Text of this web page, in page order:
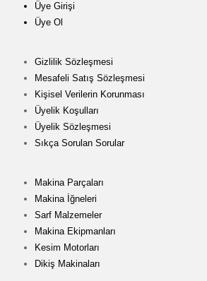
Üye Girişi
Üye Ol
Gizlilik Sözleşmesi
Mesafeli Satış Sözleşmesi
Kişisel Verilerin Korunması
Üyelik Koşulları
Üyelik Sözleşmesi
Sıkça Sorulan Sorular
Makina Parçaları
Makina İğneleri
Sarf Malzemeler
Makina Ekipmanları
Kesim Motorları
Dikiş Makinaları